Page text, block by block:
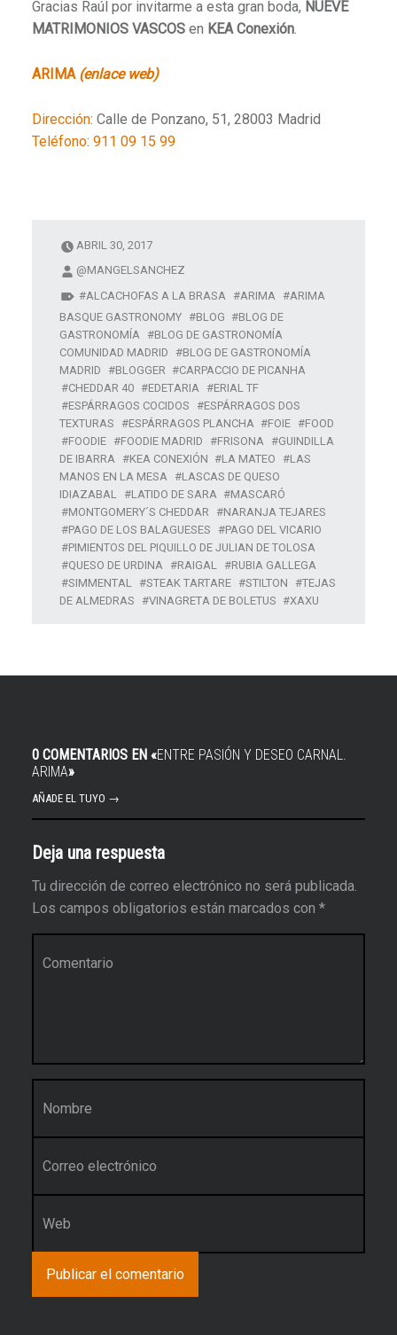
Gracias Raúl por invitarme a esta gran boda, NUEVE
MATRIMONIOS VASCOSen KEA Conexión.
ARIMA(enlace web)
Dirección: Calle de Ponzano, 51, 28003 Madrid
Teléfono: 911 09 15 99
ABRIL 30, 2017
@MANGELSANCHEZ
ALCACHOFAS A LA BRASA
ARIMA
ARIMA
BASQUE GASTRONOMY
BLOG
BLOG DE
GASTRONOMÍA
BLOG DE GASTRONOMÍA
COMUNIDAD MADRID
BLOG DE GASTRONOMÍA
MADRID
BLOGGER
CARPACCIO DE PICANHA
CHEDDAR 40
EDETARIA
ERIAL TF
ESPÁRRAGOS COCIDOS
ESPÁRRAGOS DOS
TEXTURAS
ESPÁRRAGOS PLANCHA FOIE
FOOD
FOODIE
FOODIE MADRID FRISONA
GUINDILLA
DE IBARRA
KEA CONEXIÓN LA MATEO
LAS
MANOS EN LA MESA
LASCAS DE QUESO
IDIAZABAL
LATIDO DE SARA
MASCARÓ
MONTGOMERY´S CHEDDAR
NARANJA TEJARES
PAGO DE LOS BALAGUESES
PAGO DEL VICARIO
PIMIENTOS DEL PIQUILLO DE JULIAN DE TOLOSA
QUESO DE URDINA
RAIGAL
RUBIA GALLEGA
SIMMENTAL
STEAK TARTARE STILTON
TEJAS
DE ALMEDRAS
VINAGRETA DE BOLETUS XAXU
0 COMENTARIOS EN «ENTRE PASIÓN Y DESEO CARNAL.
ARIMA»
AÑADE EL TUYO →
Deja una respuesta
Tu dirección de correo electrónico no será publicada.
Los campos obligatorios están marcados con *
Nombre
*
Web